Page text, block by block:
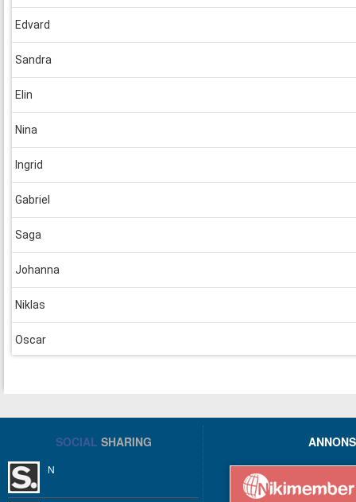
Edvard
Sandra
Elin
Nina
Ingrid
Gabriel
Saga
Johanna
Niklas
Oscar
Felix
SOCIAL SHARING
N